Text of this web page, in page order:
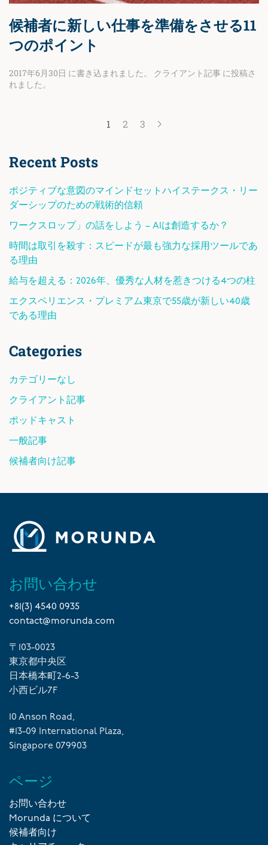
候補者に新しい仕事を準備をさせる11
つのポイント
2017年6月30日 に書き込まれました。 クライアント記事 に投稿さ
れました。
1 2 3
Recent Posts
ポジティブな意図のマインドセットハイステークス・リー
ダーシップのための戦術的信頼
ワークスロップ」の話をしよう – AIは創造するか？
時間は取引を殺す：スピードが最も強力な採用ツールであ
る理由
給与を超える：2026年、優秀な人材を惹きつける4つの柱
エクスペリエンス・プレミアム東京で55歳が新しい40歳
である理由
Categories
カテゴリーなし
クライアント記事
ポッドキャスト
一般記事
候補者向け記事
お問い合わせ
+81(3) 4540 0935
contact@morunda.com
〒103-0023
東京都中央区
日本橋本町2-6-3
小西ビル7F
10 Anson Road,
#13-09 International Plaza,
Singapore 079903
ページ
お問い合わせ
Morunda について
候補者向け